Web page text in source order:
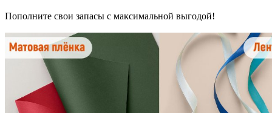
Пополните свои запасы с максимальной выгодой!